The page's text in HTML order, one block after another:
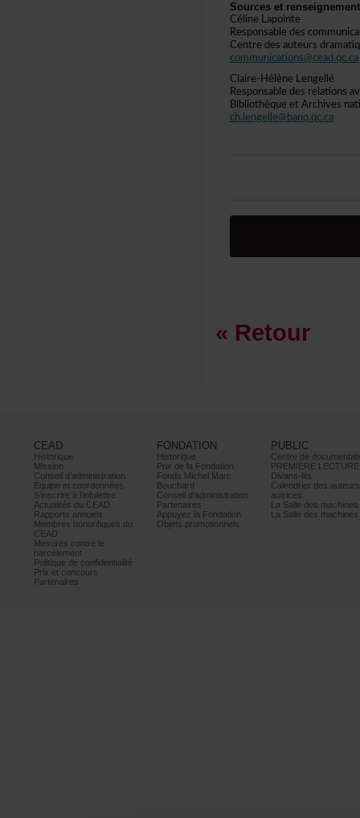
CélineLapointe
communications@cead.qc.ca
Claire-HélèneLengellé
ch.lengelle@banq.qc.ca
«Retour
CEAD
Historique
Mission
Conseild’administration
Équipeetcoordonnées
S’inscrireàl’infolettre
ActualitésduCEAD
Rapportsannuels
Membreshonorifiquesdu
CEAD
Mesurescontrele
harcèlement
Politiquedeconfidentialité
Prixetconcours
Partenaires
FONDATION
Historique
PrixdelaFondation
FondsMichelMarc
Bouchard
Conseild’administration
Partenaires
AppuyezlaFondation
Objetspromotionnels
PUBLIC
PREMIÈRELECTURE
Divans-lits
autrices